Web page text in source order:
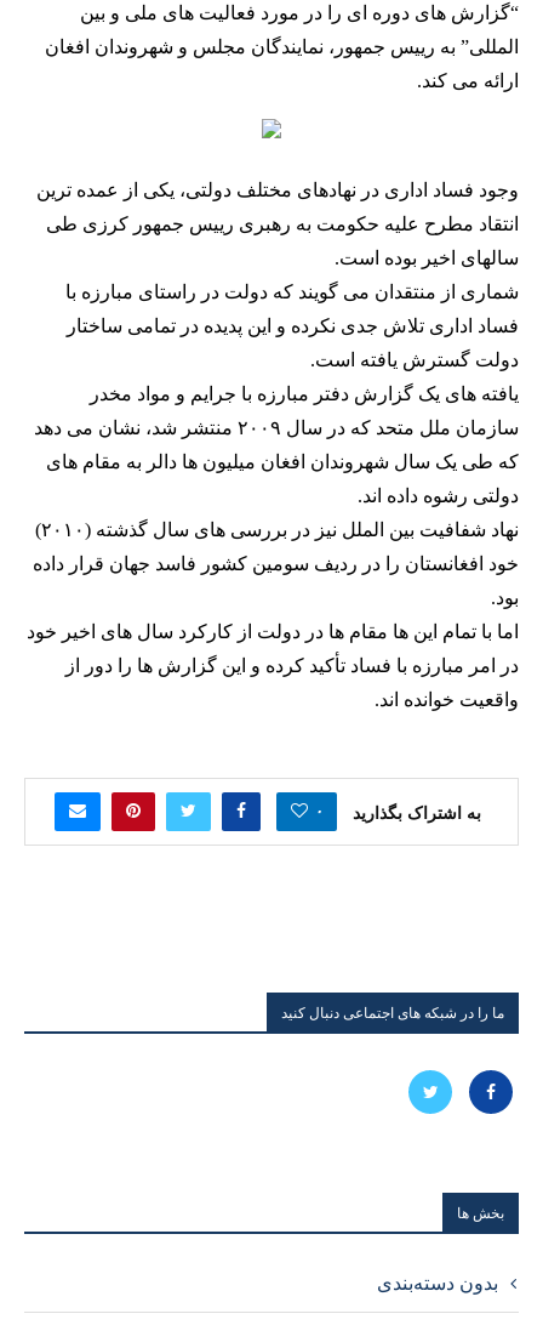
“گزارش های دوره ای را در مورد فعالیت های ملی و بین
المللی” به رییس جمهور، نمایندگان مجلس و شهروندان افغان
ارائه می کند.
وجود فساد اداری در نهادهای مختلف دولتی، یکی از عمده ترین
انتقاد مطرح علیه حکومت به رهبری رییس جمهور کرزی طی
سالهای اخیر بوده است.
شماری از منتقدان می گویند که دولت در راستای مبارزه با
فساد اداری تلاش جدی نکرده و این پدیده در تمامی ساختار
دولت گسترش یافته است.
یافته های یک گزارش دفتر مبارزه با جرایم و مواد مخدر
سازمان ملل متحد که در سال ۲۰۰۹ منتشر شد، نشان می دهد
که طی یک سال شهروندان افغان میلیون ها دالر به مقام های
دولتی رشوه داده اند.
نهاد شفافیت بین الملل نیز در بررسی های سال گذشته (۲۰۱۰)
خود افغانستان را در ردیف سومین کشور فاسد جهان قرار داده
بود.
اما با تمام این ها مقام ها در دولت از کارکرد سال های اخیر خود
در امر مبارزه با فساد تأکید کرده و این گزارش ها را دور از
واقعیت خوانده اند.
به اشتراک بگذارید ۰
ما را در شبکه های اجتماعی دنبال کنید
بخش ها
بدون دسته‌بندی